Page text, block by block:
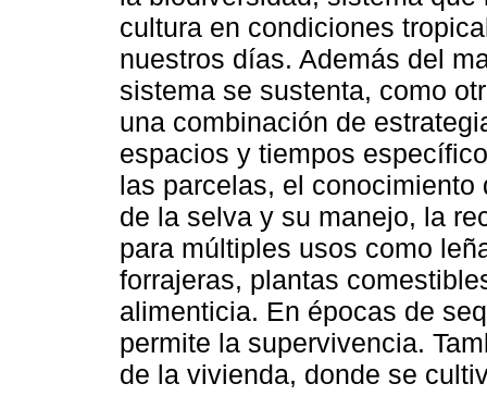
cultura en condiciones
nuestros días. Además del
sistema se sustenta, como
una combinación de
espacios y tiempos
las parcelas, el
de la selva y su manejo, la
para múltiples usos como
forrajeras, plantas
alimenticia. En épocas de
permite la supervivencia.
de la vivienda, donde se